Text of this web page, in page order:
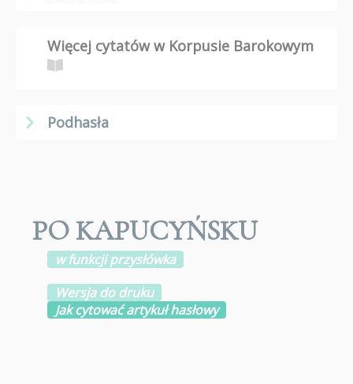
Więcej cytatów w Korpusie Barokowym
Podhasła
PO KAPUCYŃSKU
w funkcji przysłówka
Wersja do druku
Jak cytować artykuł hasłowy